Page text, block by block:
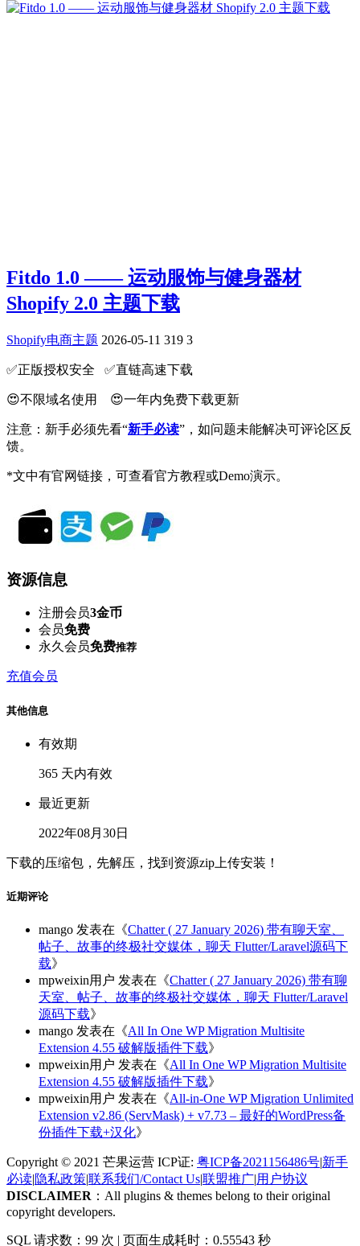
Fitdo 1.0 —— 运动服饰与健身器材
Shopify 2.0 主题下载
Shopify电商主题 2026-05-11 319 3
✅️正版授权安全 ✅️直链高速下载
😍不限域名使用 😍一年内免费下载更新
注意：新手必须先看“新手必读”，如问题未能解决可评论区反
馈。
*文中有官网链接，可查看官方教程或Demo演示。
资源信息
注册会员3金币
会员免费
永久会员免费推荐
充值会员
其他信息
有效期
365 天内有效
最近更新
2022年08月30日
下载的压缩包，先解压，找到资源zip上传安装！
近期评论
mango 发表在《Chatter ( 27 January 2026) 带有聊天室、
帖子、故事的终极社交媒体，聊天 Flutter/Laravel源码下
载》
mpweixin用户 发表在《Chatter ( 27 January 2026) 带有聊
天室、帖子、故事的终极社交媒体，聊天 Flutter/Laravel
源码下载》
mango 发表在《All In One WP Migration Multisite
Extension 4.55 破解版插件下载》
mpweixin用户 发表在《All In One WP Migration Multisite
Extension 4.55 破解版插件下载》
mpweixin用户 发表在《All-in-One WP Migration Unlimited
Extension v2.86 (ServMask) + v7.73 – 最好的WordPress备
份插件下载+汉化》
Copyright © 2021 芒果运营 ICP证: 粤ICP备2021156486号|新手
必读|隐私政策|联系我们/Contact Us|联盟推广|用户协议
DISCLAIMER ：All plugins & themes belong to their original
copyright developers.
SQL 请求数：99 次 | 页面生成耗时：0.55543 秒